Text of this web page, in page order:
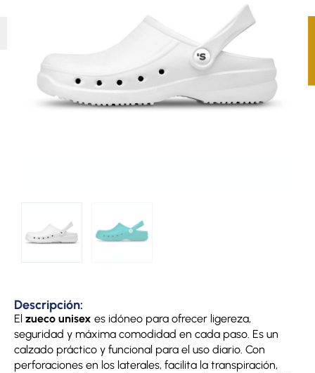
Descripción:
El zueco unisex es idóneo para ofrecer ligereza,
seguridad y máxima comodidad en cada paso. Es un
calzado práctico y funcional para el uso diario. Con
perforaciones en los laterales, facilita la transpiración,